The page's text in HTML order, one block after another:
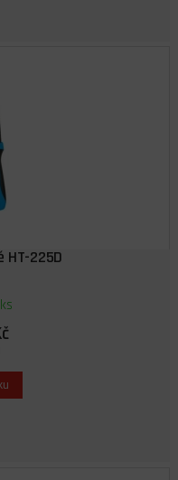
HT-225D